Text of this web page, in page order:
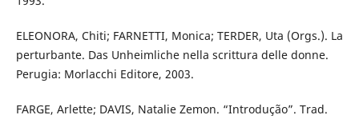
ELEONORA, Chiti; FARNETTI, Monica; TERDER, Uta (Orgs.). La
perturbante. Das Unheimliche nella scrittura delle donne.
Perugia: Morlacchi Editore, 2003.
FARGE, Arlette; DAVIS, Natalie Zemon. “Introdução”. Trad.